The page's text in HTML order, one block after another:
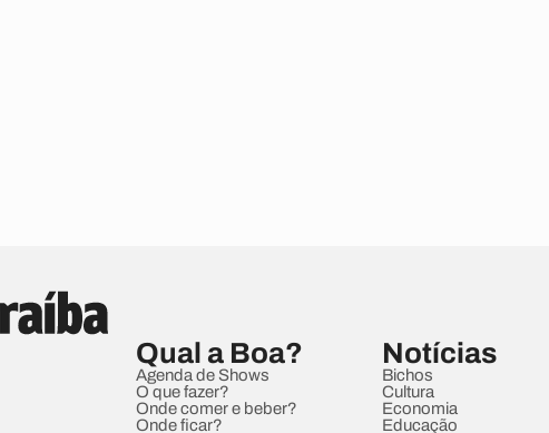
Qual a Boa?
Agenda de Shows
O que fazer?
Onde comer e beber?
Onde ficar?
Notícias
Bichos
Cultura
Economia
Educação